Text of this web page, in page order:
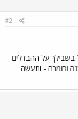
#2
בשבילך על ההבדלים
וחומרה - ותעשה